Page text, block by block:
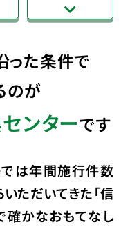
った条件で
のが
ンターです
は年間施行件数
ただいてきた「信
確かなおもてなし